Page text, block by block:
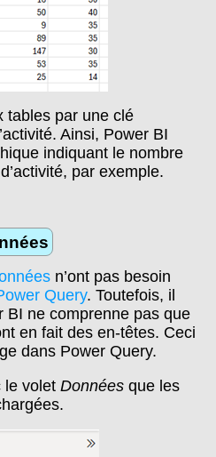
tables par une clé
Ainsi, Power BI
indiquant le nombre
par exemple.
n’ont pas besoin
Query. Toutefois, il
BI ne comprenne pas que
en fait des en-têtes. Ceci
dans Power Query.
le voletDonnées que les